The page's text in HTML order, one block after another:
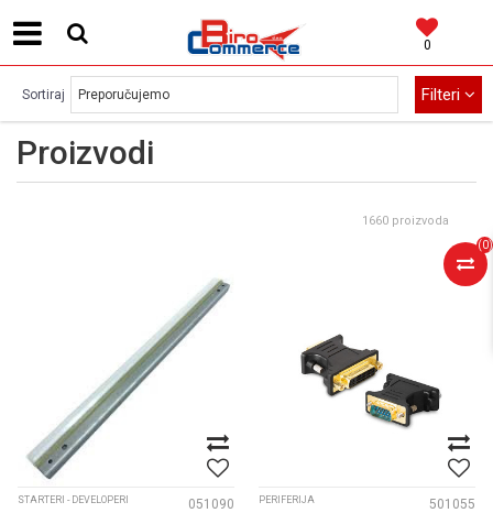
0
(0)
Proizvodi
Sortiraj Filteri
1660 proizvoda
STARTERI - DEVELOPERI 051090 PERIFERIJA 501055